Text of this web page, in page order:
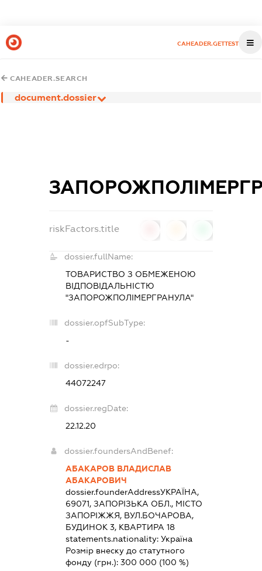
CAHEADER.GETTEST
CAHEADER.SEARCH
document.dossier
riskFactors.title
dossier.fullName:
ТОВАРИСТВО З ОБМЕЖЕНОЮ
ВІДПОВІДАЛЬНІСТЮ
"ЗАПОРОЖПОЛІМЕРГРАНУЛА"
dossier.opfSubType:
-
dossier.edrpo:
44072247
dossier.regDate:
22.12.20
dossier.foundersAndBenef:
АБАКАРОВ ВЛАДИСЛАВ
АБАКАРОВИЧ
dossier.founderAddressУКРАЇНА,
69071, ЗАПОРІЗЬКА ОБЛ., МІСТО
ЗАПОРІЖЖЯ, ВУЛ.БОЧАРОВА,
БУДИНОК 3, КВАРТИРА 18
statements.nationality:Україна
Розмір внеску до статутного
фонду (грн.):300 000 (100 %)